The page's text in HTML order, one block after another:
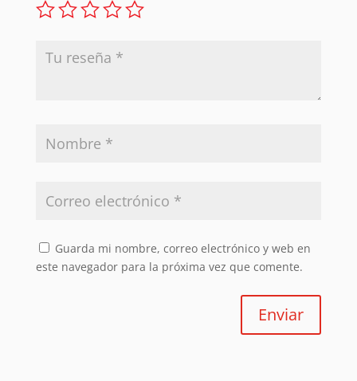
Guarda mi nombre, correo electrónico y web en
este navegador para la próxima vez que comente.
Enviar